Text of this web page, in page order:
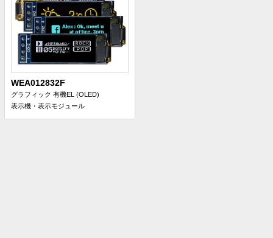
WEA012832F
グラフィック 有機EL (OLED)
表示機・表示モジュール